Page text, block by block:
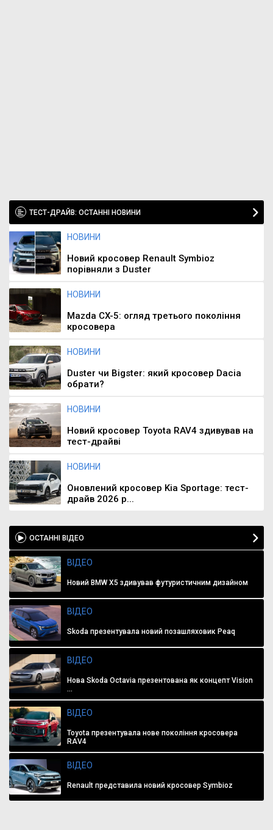
ТЕСТ-ДРАЙВ: ОСТАННІ НОВИНИ
НОВИНИ
Новий кросовер Renault Symbioz
порівняли з Duster
НОВИНИ
Mazda CX-5: огляд третього покоління
кросовера
НОВИНИ
Duster чи Bigster: який кросовер Dacia
обрати?
НОВИНИ
Новий кросовер Toyota RAV4 здивував на
тест-драйві
НОВИНИ
Оновлений кросовер Kia Sportage: тест-
драйв 2026 р...
ОСТАННІ ВІДЕО
ВІДЕО
Новий BMW X5 здивував футуристичним дизайном
ВІДЕО
Skoda презентувала новий позашляховик Peaq
ВІДЕО
Нова Skoda Octavia презентована як концепт Vision
...
ВІДЕО
Toyota презентувала нове покоління кросовера
RAV4
ВІДЕО
Renault представила новий кросовер Symbioz